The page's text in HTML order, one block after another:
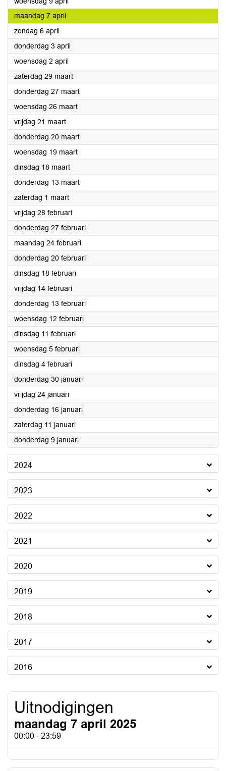
maandag 7 april2025
zondag 6 april2025
donderdag 3 april2025
woensdag 2 april2025
zaterdag 29 maart2025
donderdag 27 maart2025
woensdag 26 maart2025
vrijdag 21 maart2025
donderdag 20 maart2025
woensdag 19 maart2025
dinsdag 18 maart2025
donderdag 13 maart2025
zaterdag 1 maart2025
vrijdag 28 februari2025
donderdag 27 februari2025
maandag 24 februari2025
donderdag 20 februari2025
dinsdag 18 februari2025
vrijdag 14 februari2025
donderdag 13 februari2025
woensdag 12 februari2025
dinsdag 11 februari2025
woensdag 5 februari2025
dinsdag 4 februari2025
donderdag 30 januari2025
vrijdag 24 januari2025
donderdag 16 januari2025
zaterdag 11 januari2025
donderdag 9 januari2025
2024
2023
2022
2021
2020
2019
2018
2017
2016
Uitnodigingen
maandag 7 april 2025
00:00 - 23:59